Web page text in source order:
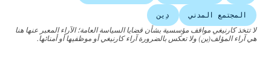
المجتمع المدني
دِين
لا تتخذ كارنيغي مواقف مؤسسية بشأن قضايا السياسة العامة؛ الآراء المعبر عنها هنا
هي آراء المؤلف(ين) ولا تعكس بالضرورة آراء كارنيغي أو موظفيها أو أمنائها.